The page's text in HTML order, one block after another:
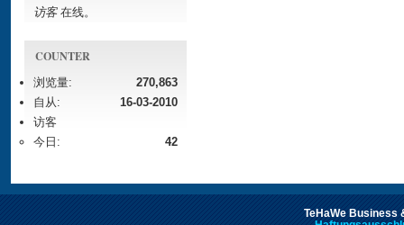
访客在线。
COUNTER
浏览量:
270,863
自从:
16-03-2010
访客
今日:
42
TeHaWe Business